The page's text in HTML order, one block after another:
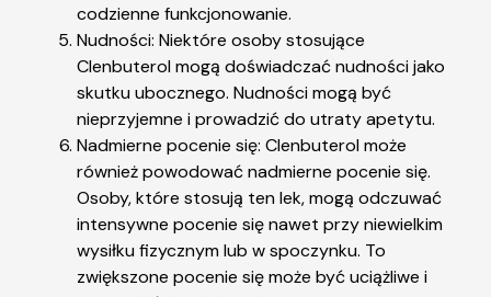
codzienne funkcjonowanie.
Nudności: Niektóre osoby stosujące
Clenbuterol mogą doświadczać nudności jako
skutku ubocznego. Nudności mogą być
nieprzyjemne i prowadzić do utraty apetytu.
Nadmierne pocenie się: Clenbuterol może
również powodować nadmierne pocenie się.
Osoby, które stosują ten lek, mogą odczuwać
intensywne pocenie się nawet przy niewielkim
wysiłku fizycznym lub w spoczynku. To
zwiększone pocenie się może być uciążliwe i